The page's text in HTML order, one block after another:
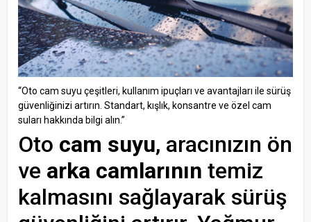
“Oto cam suyu çeşitleri, kullanım ipuçları ve avantajları ile sürüş
güvenliğinizi artırın. Standart, kışlık, konsantre ve özel cam
suları hakkında bilgi alın.”
Oto cam suyu, aracınızın ön
ve arka camlarının temiz
kalmasını sağlayarak sürüş